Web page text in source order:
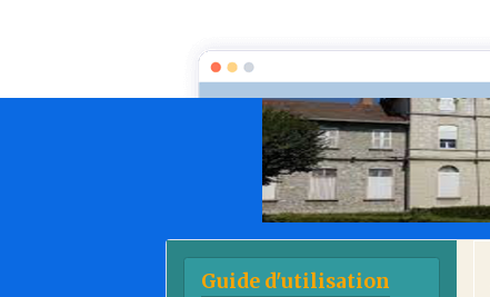
Guide d'utilisation